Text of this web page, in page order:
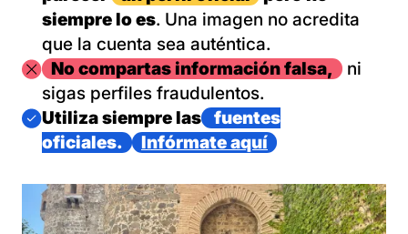
siempre lo es. Una imagen no acredita
que la cuenta sea auténtica.
ImagenNo compartas información falsa,
ni
sigas perfiles fraudulentos.
Imagen
Utiliza siempre las
fuentes
oficiales.
Infórmate aquí